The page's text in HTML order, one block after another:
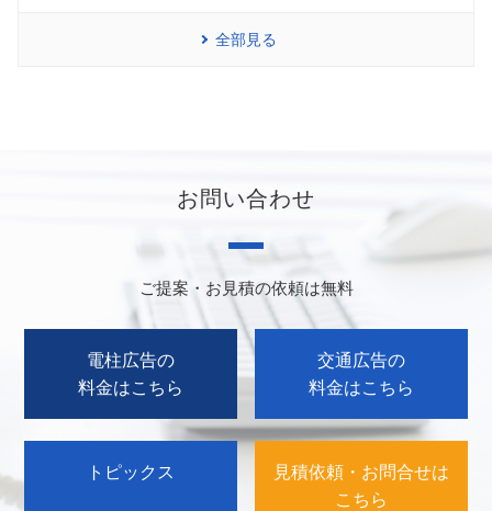
全部見る
お問い合わせ
ご提案・お見積の依頼は無料
電柱広告の
料金はこちら
交通広告の
料金はこちら
トピックス
見積依頼・お問合せは
こちら